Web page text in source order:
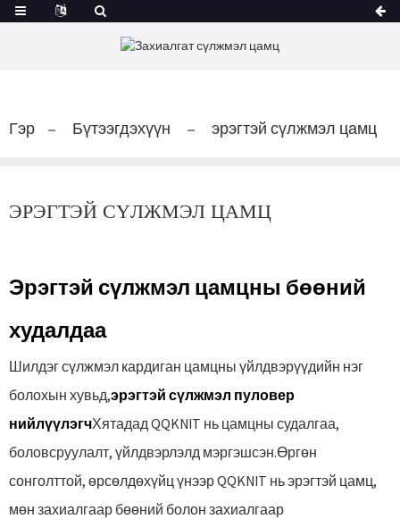
Гэр Бүтээгдэхүүн эрэгтэй сүлжмэл цамц
ЭРЭГТЭЙ СҮЛЖМЭЛ ЦАМЦ
Эрэгтэй сүлжмэл цамцны бөөний
худалдаа
Шилдэг сүлжмэл кардиган цамцны үйлдвэрүүдийн нэг
болохын хувьд,эрэгтэй сүлжмэл пуловер
нийлүүлэгчХятадад QQKNIT нь цамцны судалгаа,
боловсруулалт, үйлдвэрлэлд мэргэшсэн.Өргөн
сонголттой, өрсөлдөхүйц үнээр QQKNIT нь эрэгтэй цамц,
мөн захиалгаар бөөний болон захиалгаар